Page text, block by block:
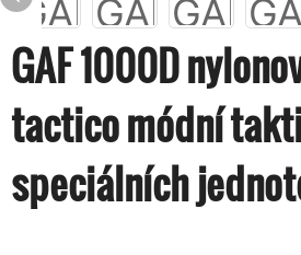
GAF 1000D
tactico módní
speciálních